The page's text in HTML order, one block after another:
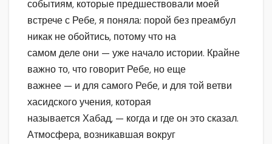
событиям, которые предшествовали моей
встрече с Ребе, я поняла: порой без преамбул
никак не обойтись, потому что на
самом деле они — уже начало истории. Крайне
важно то, что говорит Ребе, но еще
важнее — и для самого Ребе, и для той ветви
хасидского учения, которая
называется Хабад, — когда и где он это сказал.
Атмосфера, возникавшая вокруг